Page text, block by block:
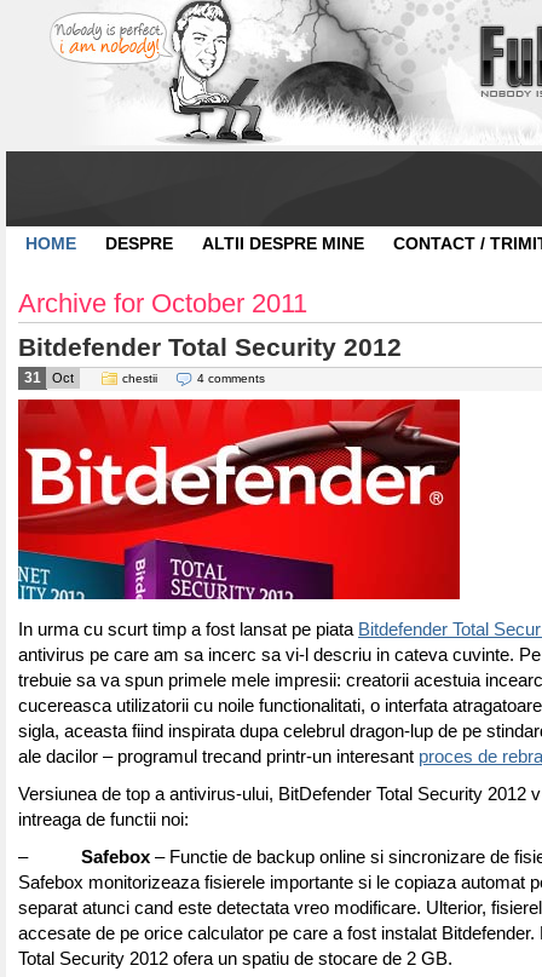
HOME DESPRE ALTII DESPRE MINE CONTACT /
Archive for October 2011
Bitdefender Total Security 2012
31 Oct chestii 4 comments
In urma cu scurt timp a fost lansat pe piata Bitdefender Total
antivirus pe care am sa incerc sa vi-l descriu in cateva cuvinte.
trebuie sa va spun primele mele impresii: creatorii acestuia
cucereasca utilizatorii cu noile functionalitati, o interfata
sigla, aceasta fiind inspirata dupa celebrul dragon-lup de pe
ale dacilor – programul trecand printr-un interesant proces de
Versiunea de top a antivirus-ului, BitDefender Total Security 2012
intreaga de functii noi:
– Safebox – Functie de backup online si sincronizare de
Safebox monitorizeaza fisierele importante si le copiaza automat
separat atunci cand este detectata vreo modificare. Ulterior,
accesate de pe orice calculator pe care a fost instalat Bitdefender.
Total Security 2012 ofera un spatiu de stocare de 2 GB.